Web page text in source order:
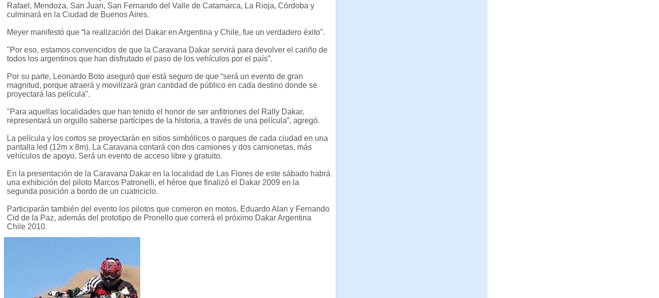
Rafael, Mendoza, San Juan, San Fernando del Valle de Catamarca, La Rioja, Córdoba y
culminará en la Ciudad de Buenos Aires.
Meyer manifestó que “la realización del Dakar en Argentina y Chile, fue un verdadero éxito".
"Por eso, estamos convencidos de que la Caravana Dakar servirá para devolver el cariño de
todos los argentinos que han disfrutado el paso de los vehículos por el país”.
Por su parte, Leonardo Boto aseguró que está seguro de que “será un evento de gran
magnitud, porque atraerá y movilizará gran cantidad de público en cada destino donde se
proyectará las película".
"Para aquellas localidades que han tenido el honor de ser anfitriones del Rally Dakar,
representará un orgullo saberse partícipes de la historia, a través de una película”, agregó.
La película y los cortos se proyectarán en sitios simbólicos o parques de cada ciudad en una
pantalla led (12m x 8m). La Caravana contará con dos camiones y dos camionetas, más
vehículos de apoyo. Será un evento de acceso libre y gratuito.
En la presentación de la Caravana Dakar en la localidad de Las Flores de este sábado habrá
una exhibición del piloto Marcos Patronelli, el héroe que finalizó el Dakar 2009 en la
segunda posición a bordo de un cuatriciclo.
Participarán también del evento los pilotos que corrieron en motos, Eduardo Alan y Fernando
Cid de la Paz, además del prototipo de Pronello que correrá el próximo Dakar Argentina
Chile 2010.